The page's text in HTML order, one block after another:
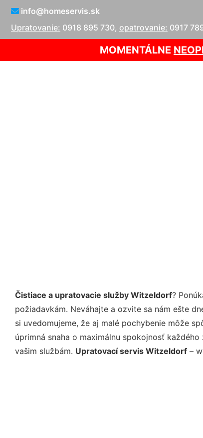
info@homeservis.sk
Upratovanie: 0918 895 730, opatrovanie: 0917
MOMENTÁLNE
Čistiace a upratovacie služby Witzeldorf?
požiadavkám. Neváhajte a ozvite sa nám ešte
si uvedomujeme, že aj malé pochybenie môže
úprimná snaha o maximálnu spokojnosť
vašim službám. Upratovací servis Witzeldorf –